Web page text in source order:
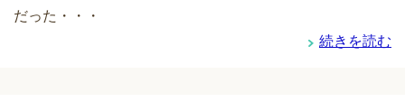
だった・・・
続きを読む